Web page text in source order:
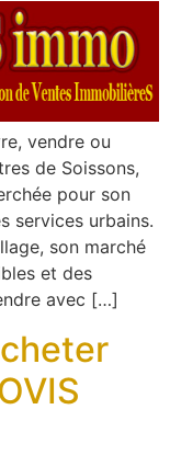
vendre ou
de Soissons,
pour son
services urbains.
son marché
et des
avec […]